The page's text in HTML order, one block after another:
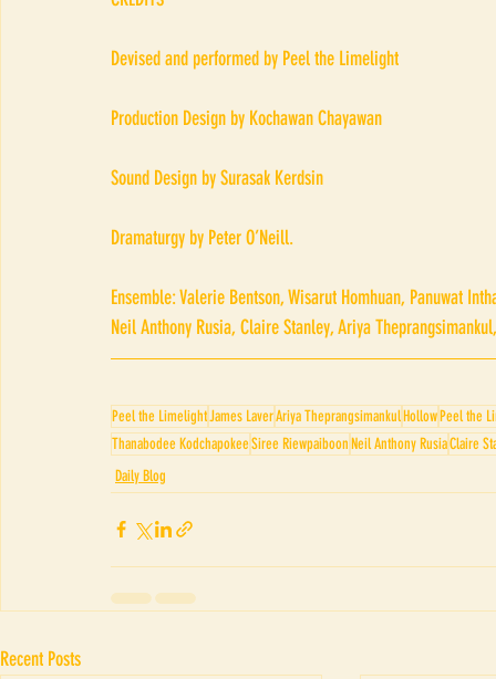
Devised and performed by Peel the Limelight
Production Design by Kochawan Chayawan
Sound Design by Surasak Kerdsin
Dramaturgy by Peter O’Neill.
Ensemble: Valerie Bentson, Wisarut Homhuan, Panuwat
Neil Anthony Rusia, Claire Stanley, Ariya
Peel the LimelightJames LaverAriya TheprangsimankulHollowPeel the
Thanabodee KodchapokeeSiree RiewpaiboonNeil Anthony RusiaClaire
Daily Blog
Recent Posts